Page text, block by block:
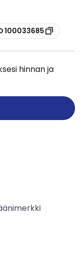
100033685
hinnan ja